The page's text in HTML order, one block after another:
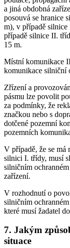
a jiná obdobná
posouvá se hranice
m), v případě
případě silnice II.
15 m.
Místní komunikace
komunikace silniční
Zřízení a
pásmu lze povolit
za podmínky, že
značkou nebo s
dotčené pozemní
pozemních
V případě, že se má
silnici I. třídy, musí
silničním
zařízení.
V rozhodnutí o
silničním
které musí žadatel
7. Jakým
situace